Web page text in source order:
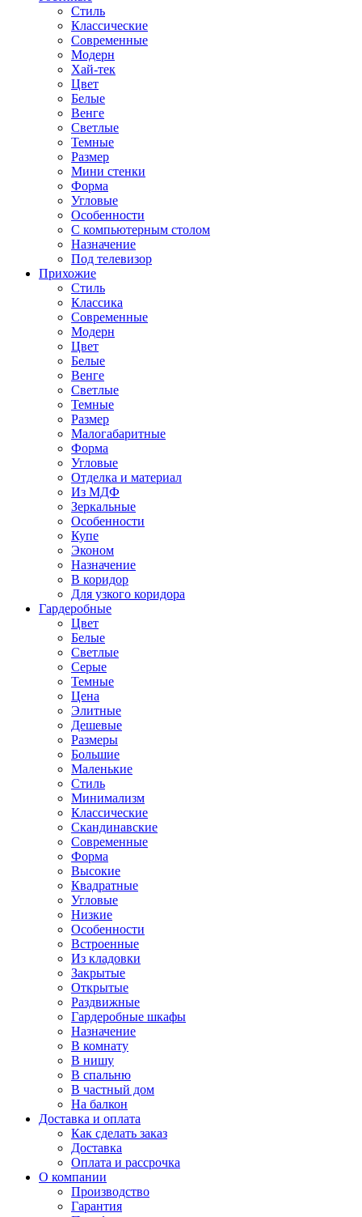
Стиль
Классические
Современные
Модерн
Хай-тек
Цвет
Белые
Венге
Светлые
Темные
Размер
Мини стенки
Форма
Угловые
Особенности
С компьютерным столом
Назначение
Под телевизор
Прихожие
Стиль
Классика
Современные
Модерн
Цвет
Белые
Венге
Светлые
Темные
Размер
Малогабаритные
Форма
Угловые
Отделка и материал
Из МДФ
Зеркальные
Особенности
Купе
Эконом
Назначение
В коридор
Для узкого коридора
Гардеробные
Цвет
Белые
Светлые
Серые
Темные
Цена
Элитные
Дешевые
Размеры
Большие
Маленькие
Стиль
Минимализм
Классические
Скандинавские
Современные
Форма
Высокие
Квадратные
Угловые
Низкие
Особенности
Встроенные
Из кладовки
Закрытые
Открытые
Раздвижные
Гардеробные шкафы
Назначение
В комнату
В нишу
В спальню
В частный дом
На балкон
Доставка и оплата
Как сделать заказ
Доставка
Оплата и рассрочка
О компании
Производство
Гарантия